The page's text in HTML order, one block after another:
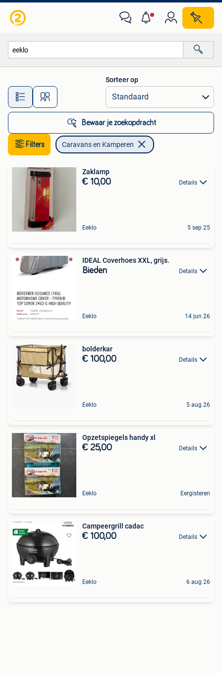
Alle afstanden…
Sorteer op
Bewaar je zoekopdracht
Filters Caravans en Kamperen
Zaklamp
€ 10,00 Details
Eeklo 5 sep 25
IDEAL Coverhoes XXL, grijs.
Bieden Details
Eeklo 14 jun 26
bolderkar
€ 100,00 Details
Eeklo 5 aug 26
Opzetspiegels handy xl
€ 25,00 Details
Eeklo Eergisteren
Campeergrill cadac
€ 100,00 Details
Eeklo 6 aug 26